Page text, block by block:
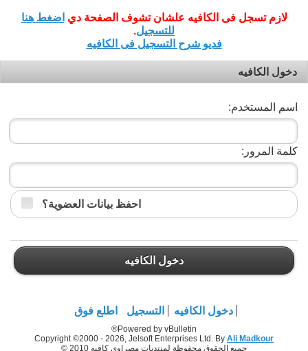
لازم تسجل فى الكافيه علشان تشوف الصفحة دي اضغط هنا
للتسجيل.
فديو شرح التسجيل فى الكافيه
دخول الكافيه
اسم المستخدم:
كلمة المرور:
احفظ بيانات العضوية؟
دخول الكافيه
دخول الكافيه التسجيل اطلع فوق
Powered by vBulletin®
Copyright ©2000 - 2026, Jelsoft Enterprises Ltd. By Ali Madkour
جميع الحقوق محفوظة لمنتديات مصراوي كافيه 2010 ©